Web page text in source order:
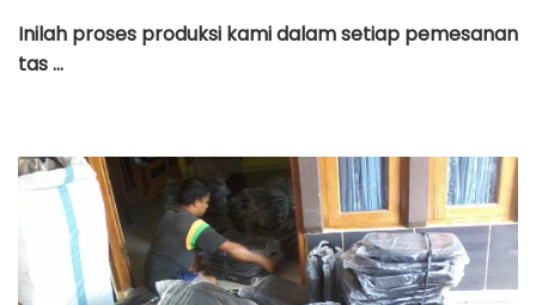
Inilah proses produksi kami dalam setiap pemesanan
tas …